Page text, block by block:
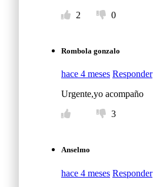
2 0
Rombola gonzalo
hace 4 meses Responder
Urgente,yo acompaño
3
Anselmo
hace 4 meses Responder